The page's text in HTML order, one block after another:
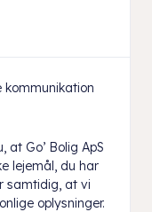
Go’ Bolig ApS
lejemål, du har
samtidig, at vi
oplysninger.